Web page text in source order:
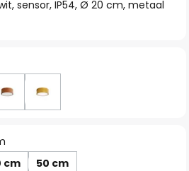
sensor, IP54, Ø 20 cm, metaal
cm 50 cm